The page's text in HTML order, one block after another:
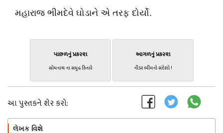
મહારાજ ભીમદેવે ઘોડાને એ તરફ દોર્યો.
પાછળનું પ્રકરણ
સોમનાથ ના સમુદ્ર કિનારે
આગળનું પ્રકરણ
નીડર ભીમનો સંદેશો !
આ પુસ્તકને શેર કરો:
લેખક વિશે